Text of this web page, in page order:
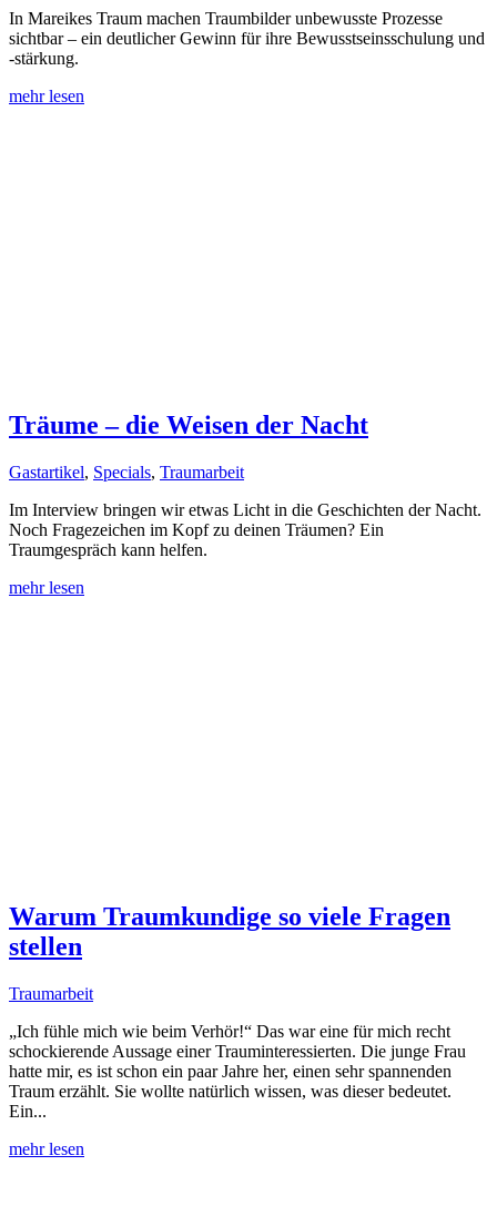
In Mareikes Traum machen Traumbilder unbewusste Prozesse
sichtbar – ein deutlicher Gewinn für ihre Bewusstseinsschulung und
-stärkung.
mehr lesen
Träume – die Weisen der Nacht
Gastartikel, Specials, Traumarbeit
Im Interview bringen wir etwas Licht in die Geschichten der Nacht.
Noch Fragezeichen im Kopf zu deinen Träumen? Ein
Traumgespräch kann helfen.
mehr lesen
Warum Traumkundige so viele Fragen
stellen
Traumarbeit
„Ich fühle mich wie beim Verhör!“ Das war eine für mich recht
schockierende Aussage einer Trauminteressierten. Die junge Frau
hatte mir, es ist schon ein paar Jahre her, einen sehr spannenden
Traum erzählt. Sie wollte natürlich wissen, was dieser bedeutet.
Ein...
mehr lesen